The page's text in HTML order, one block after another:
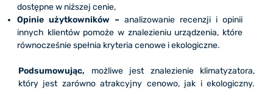
dostępne w niższej cenie,
Opinie użytkowników – analizowanie recenzji i opinii
innych klientów pomoże w znalezieniu urządzenia, które
równocześnie spełnia kryteria cenowe i ekologiczne.
Podsumowując, możliwe jest znalezienie klimatyzatora,
który jest zarówno atrakcyjny cenowo, jak i ekologiczny.